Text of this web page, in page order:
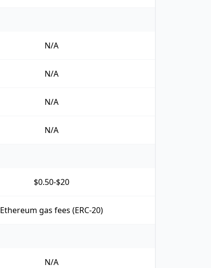
N/A
N/A
N/A
N/A
$0.50-$20
Ethereum gas fees (ERC-20)
N/A